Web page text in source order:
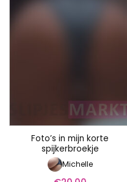
Foto’s in mijn korte
spijkerbroekje
Michelle